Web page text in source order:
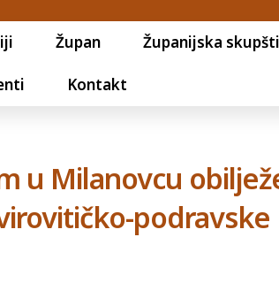
Župan Županijska
Kontakt
u Milanovcu
podravske